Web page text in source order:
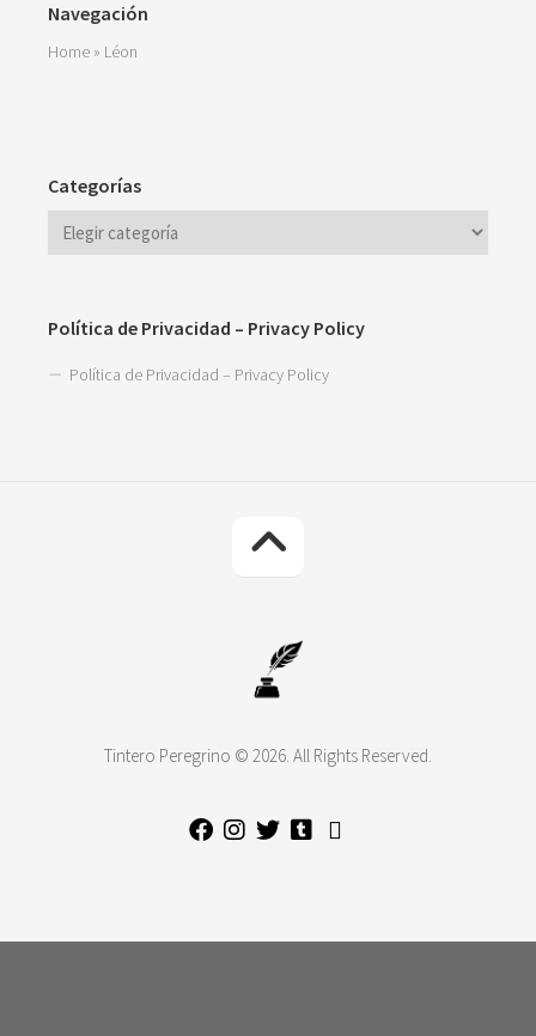
Navegación
Home » Léon
Categorías
Política de Privacidad – Privacy Policy
Política de Privacidad – Privacy Policy
Tintero Peregrino © 2026. All Rights Reserved.